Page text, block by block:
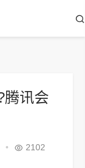
腾讯会
• 2102